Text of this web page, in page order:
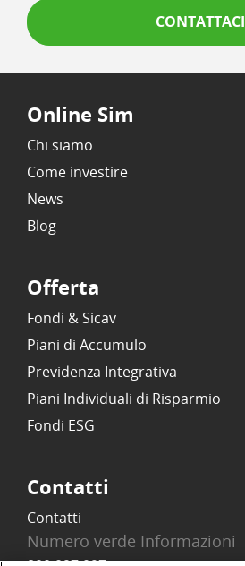
CONTATTACI
Online Sim
Chi siamo
Come investire
News
Blog
Offerta
Fondi & Sicav
Piani di Accumulo
Previdenza Integrativa
Piani Individuali di Risparmio
Fondi ESG
Contatti
Contatti
Numero verde Informazioni